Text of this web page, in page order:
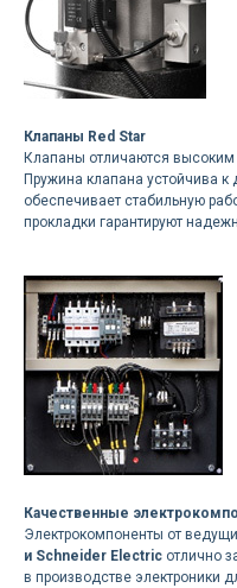
Клапаны Red Star
Клапаны отличаются
Пружина клапана устойчива к
обеспечивает стабильную
прокладки гарантируют
Качественные
Электрокомпоненты от
и Schneider Electric отлично
в производстве электроники
Доставка
силами нашей